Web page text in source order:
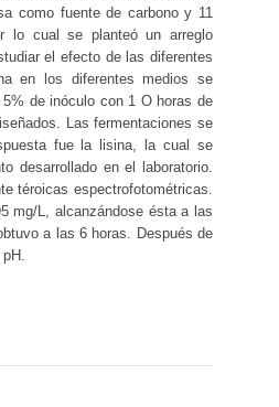
como fuente de carbono y 11
lo cual se planteó un arreglo
el efecto de las diferentes
en los diferentes medios se
de inóculo con 1 O horas de
Las fermentaciones se
fue la lisina, la cual se
desarrollado en el laboratorio.
téroicas espectrofotométricas.
mg/L, alcanzándose ésta a las
a las 6 horas. Después de